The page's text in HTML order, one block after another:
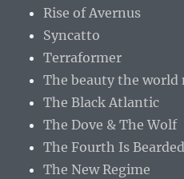
Rise of Avernus
Syncatto
Terraformer
The beauty the world
The Black Atlantic
The Dove & The Wolf
The Fourth Is Bearded
The New Regime